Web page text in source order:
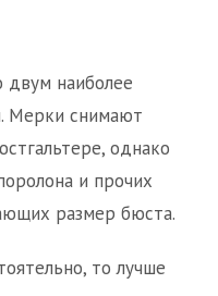
наиболее
Мерки снимают
однако
и прочих
размер бюста.
то лучше